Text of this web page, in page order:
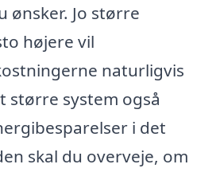
ønsker. Jo større
højere vil
naturligvis
større system også
i det
skal du overveje, om